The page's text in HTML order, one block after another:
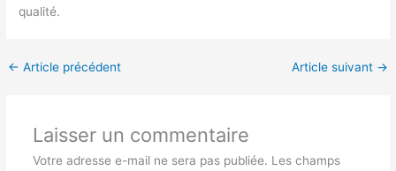
qualité.
← Article précédent Article suivant →
Laisser un commentaire
Votre adresse e-mail ne sera pas publiée. Les champs